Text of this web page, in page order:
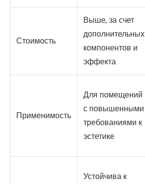
Стоимость
Выше, за счет
дополнительных
компонентов и
эффекта
Применимость
Для помещений
с повышенными
требованиями к
эстетике
Устойчива к